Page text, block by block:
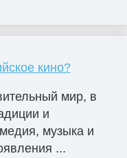
кино?
мир, в
и
музыка и
...